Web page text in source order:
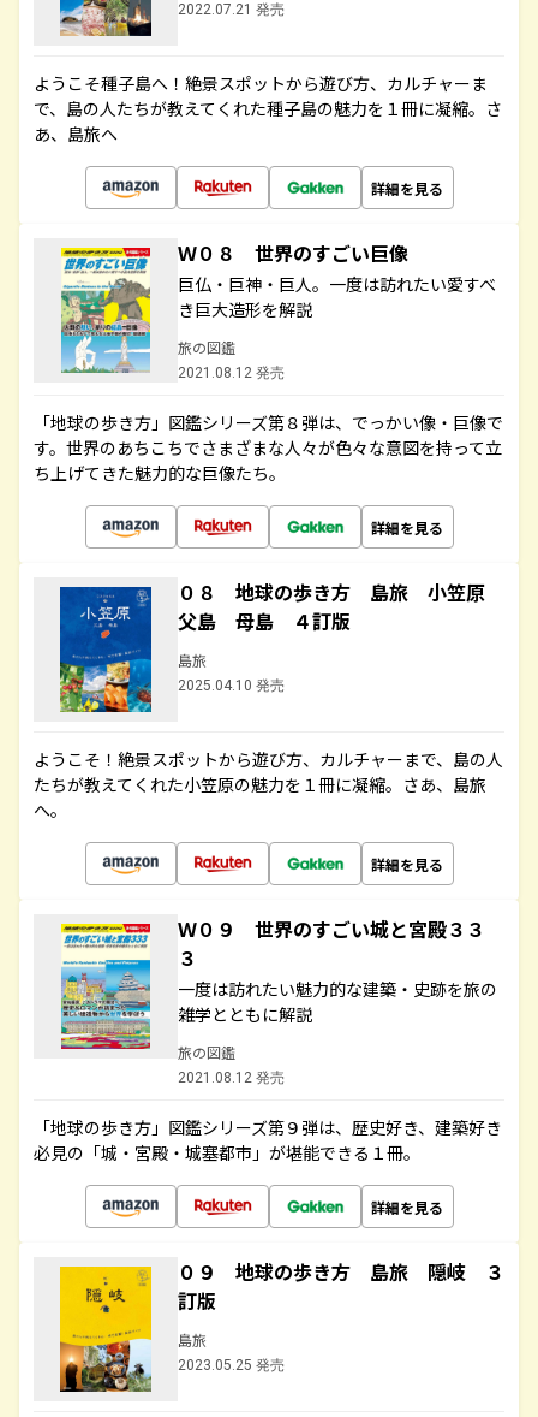
2022.07.21 発売
ようこそ種子島へ！絶景スポットから遊び方、カルチャーま
で、島の人たちが教えてくれた種子島の魅力を１冊に凝縮。さ
あ、島旅へ
詳細を見る
Ｗ０８ 世界のすごい巨像
巨仏・巨神・巨人。一度は訪れたい愛すべ
き巨大造形を解説
旅の図鑑
2021.08.12 発売
「地球の歩き方」図鑑シリーズ第８弾は、でっかい像・巨像で
す。世界のあちこちでさまざまな人々が色々な意図を持って立
ち上げてきた魅力的な巨像たち。
詳細を見る
０８ 地球の歩き方 島旅 小笠原
父島 母島 ４訂版
島旅
2025.04.10 発売
ようこそ！絶景スポットから遊び方、カルチャーまで、島の人
たちが教えてくれた小笠原の魅力を１冊に凝縮。さあ、島旅
へ。
詳細を見る
Ｗ０９ 世界のすごい城と宮殿３３
３
一度は訪れたい魅力的な建築・史跡を旅の
雑学とともに解説
旅の図鑑
2021.08.12 発売
「地球の歩き方」図鑑シリーズ第９弾は、歴史好き、建築好き
必見の「城・宮殿・城塞都市」が堪能できる１冊。
詳細を見る
０９ 地球の歩き方 島旅 隠岐 ３
訂版
島旅
2023.05.25 発売